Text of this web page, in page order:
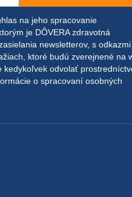
na jeho spracovanie
je DÔVERA zdravotná
newsletterov, s odkazmi
ktoré budú zverejnené na
kedykoľvek odvolať
o spracovaní osobných